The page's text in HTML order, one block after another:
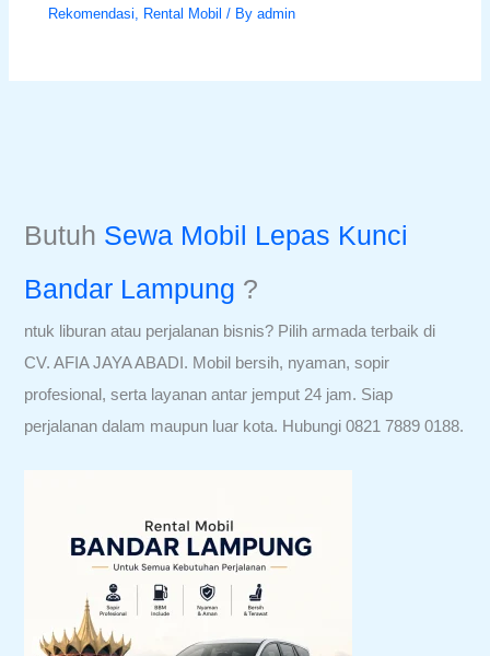
Rekomendasi Rental Mobil / Byadmin
Butuh Sewa Mobil Lepas Kunci
Bandar Lampung ?
ntuk liburan atau perjalanan bisnis? Pilih armada terbaik di
CV. AFIA JAYA ABADI. Mobil bersih, nyaman, sopir
profesional, serta layanan antar jemput 24 jam. Siap
perjalanan dalam maupun luar kota. Hubungi 0821 7889 0188.